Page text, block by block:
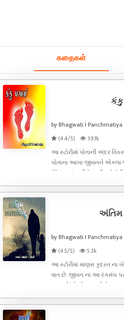
கதைகள்
કંકુ
by Bhagwati I Panchmatiya
(4.4/5)
39.1k
આ સ્ટોરીમાં પોતાની અંદર
પોતાના આખા જીવનને એકલા
ઊંચું માથું રાખીને જીવી શકે
અંતિમ
by Bhagwati I Panchmatiya
(4.5/5)
5.3k
આ સ્ટોરીમાં માણસ કુદરત ના
વાત છે. જીવન ના આ રંગમંચ પર
માત્ર છે! તે જેમ નચાવે તેમ
તેના નિર